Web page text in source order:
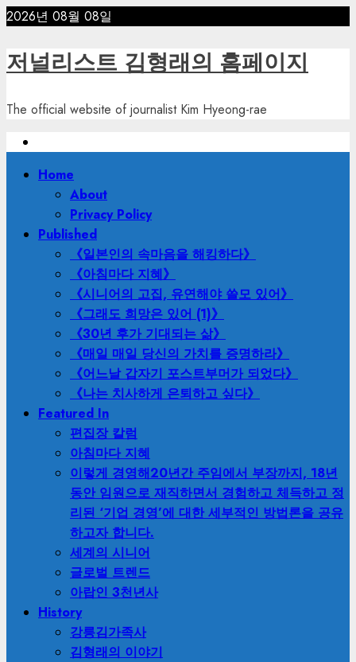
Skip
content
2026년 08월 08일
저널리스트 김형래의 홈페이지
The official website of journalist Kim Hyeong-rae
PrimaryHome
About
Privacy Policy
Published
《일본인의 속마음을 해킹하다》
《아침마다 지혜》
《시니어의 고집, 유연해야 쓸모 있어》
《그래도 희망은 있어 (1)》
《30년 후가 기대되는 삶》
《매일 매일 당신의 가치를 증명하라》
《어느날 갑자기 포스트부머가 되었다》
《나는 치사하게 은퇴하고 싶다》
Featured In
편집장 칼럼
아침마다 지혜
이렇게 경영해20년간 주임에서 부장까지, 18년
동안 임원으로 재직하면서 경험하고 체득하고 정
리된 ‘기업 경영’에 대한 세부적인 방법론을 공유
하고자 합니다.
세계의 시니어
글로벌 트렌드
아랍인 3천년사
History
강릉김가족사
김형래의 이야기